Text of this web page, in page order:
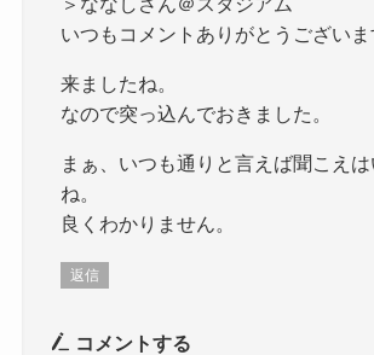
いつもコメントありがとうございま
来ましたね。
なので突っ込んでおきました。
まぁ、いつも通りと言えば聞こえ
ね。
良くわかりません。
返信
コメントする